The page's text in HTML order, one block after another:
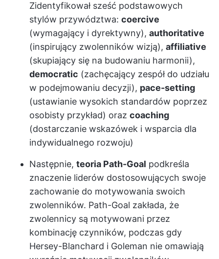
Zidentyfikował sześć podstawowych
stylów przywództwa: coercive
(wymagający i dyrektywny), authoritative
(inspirujący zwolenników wizją), affiliative
(skupiający się na budowaniu harmonii),
democratic (zachęcający zespół do udziału
w podejmowaniu decyzji), pace-setting
(ustawianie wysokich standardów poprzez
osobisty przykład) oraz coaching
(dostarczanie wskazówek i wsparcia dla
indywidualnego rozwoju)
Następnie, teoria Path-Goal podkreśla
znaczenie liderów dostosowujących swoje
zachowanie do motywowania swoich
zwolenników. Path-Goal zakłada, że
zwolennicy są motywowani przez
kombinację czynników, podczas gdy
Hersey-Blanchard i Goleman nie omawiają